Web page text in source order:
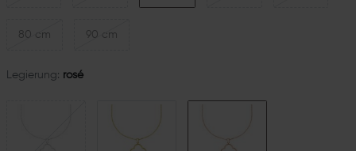
80 cm 90 cm
Legierung: rosé